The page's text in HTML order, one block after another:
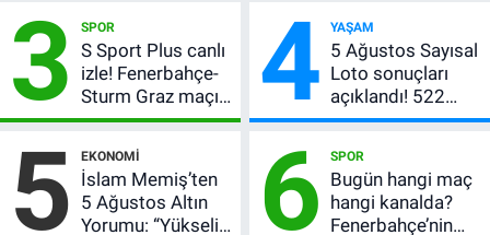
bilgileri
3 SPOR
S Sport Plus canlı
izle! Fenerbahçe-
Sturm Graz maçı
nasıl izlenir?
4 YAŞAM
5 Ağustos Sayısal
Loto sonuçları
açıklandı! 522
milyon TL devretti
5 EKONOMI
İslam Memiş’ten
5 Ağustos Altın
Yorumu: “Yükseliş
6 SPOR
Bugün hangi maç
hangi kanalda?
Fenerbahçe’nin